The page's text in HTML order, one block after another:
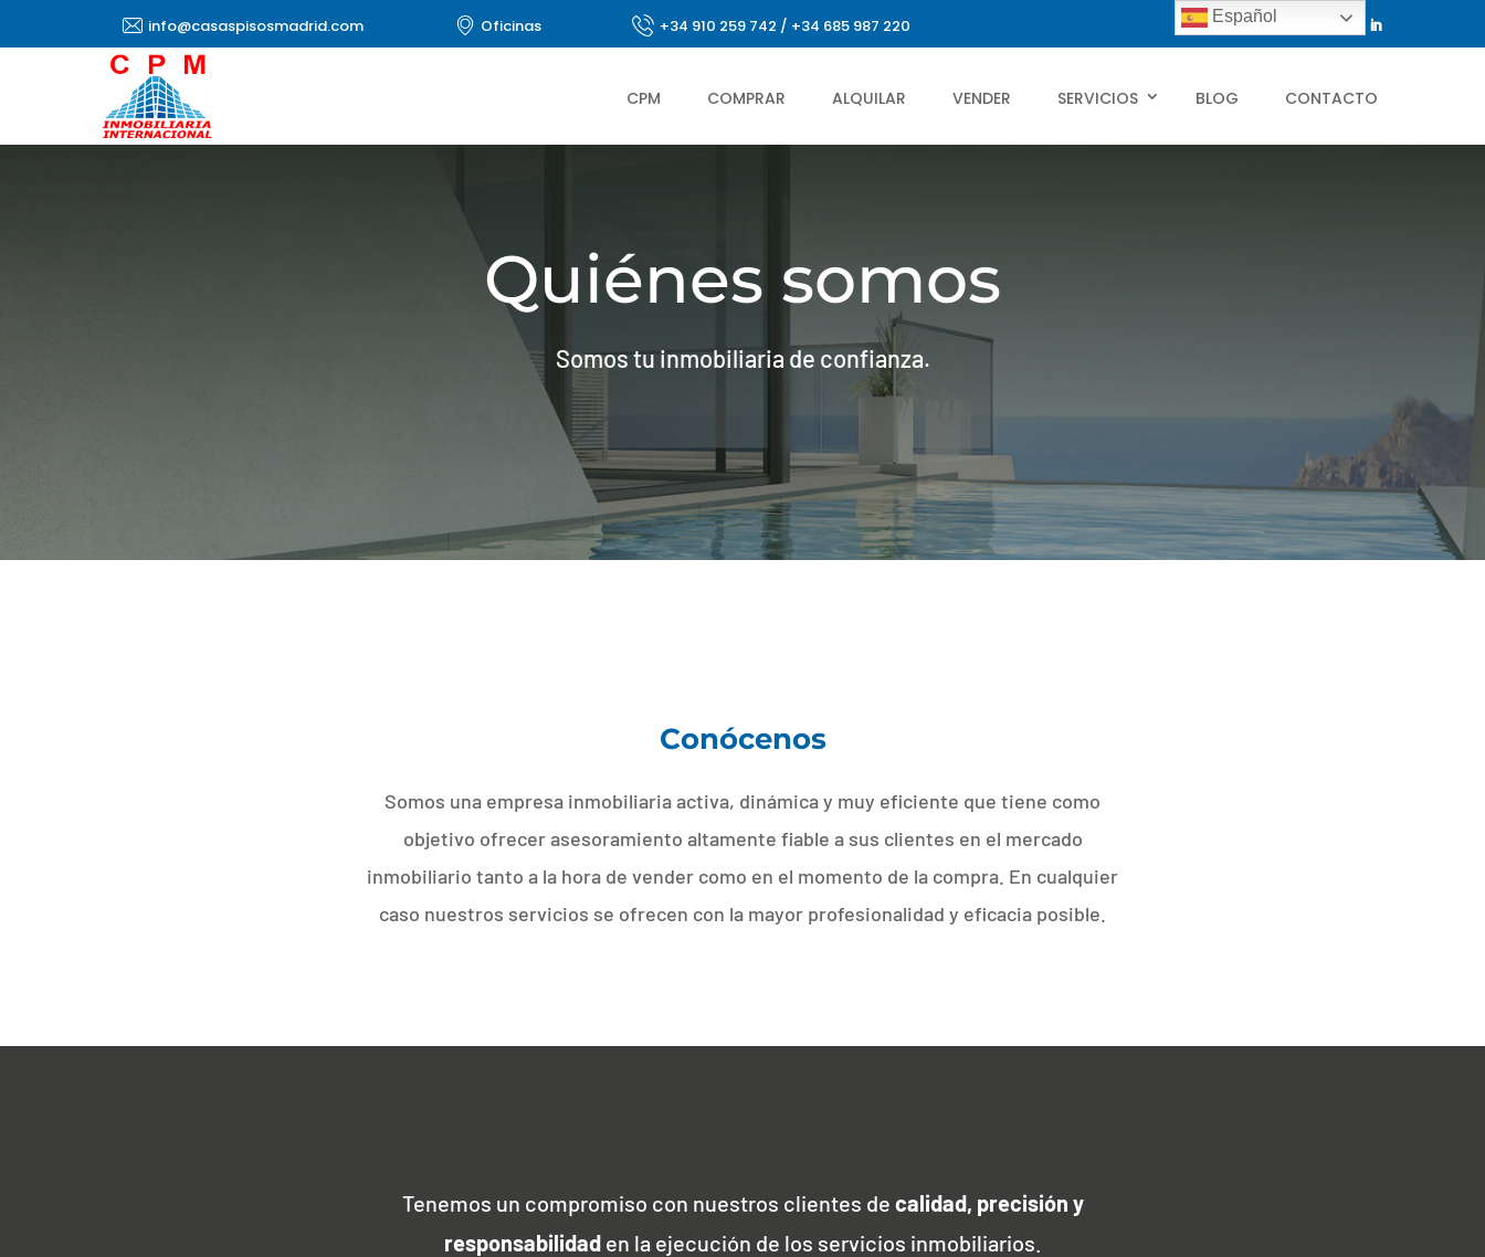
info@casaspisosmadrid.com Oficinas +34 910 259 742 / +34 685 987 220
CPM COMPRAR ALQUILAR VENDER SERVICIOS BLOG CONTACTO
Quiénes somos
Somos tu inmobiliaria de confianza.
Conócenos
Somos una empresa inmobiliaria activa, dinámica y muy eficiente que tiene como
objetivo ofrecer asesoramiento altamente fiable a sus clientes en el mercado
inmobiliario tanto a la hora de vender como en el momento de la compra. En cualquier
caso nuestros servicios se ofrecen con la mayor profesionalidad y eficacia posible.
Tenemos un compromiso con nuestros clientes de calidad, precisión y
responsabilidaden la ejecución de los servicios inmobiliarios.
Español